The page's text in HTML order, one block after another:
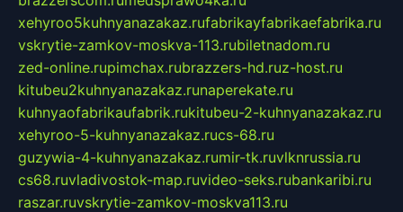
xehyroo5kuhnyanazakaz.rufabrikayfabrikaefabrika.ru
vskrytie-zamkov-moskva-113.rubiletnadom.ru
zed-online.rupimchax.rubrazzers-hd.ruz-host.ru
kitubeu2kuhnyanazakaz.runaperekate.ru
kuhnyaofabrikaufabrik.rukitubeu-2-kuhnyanazakaz.ru
xehyroo-5-kuhnyanazakaz.rucs-68.ru
guzywia-4-kuhnyanazakaz.rumir-tk.ruvlknrussia.ru
cs68.ruvladivostok-map.ruvideo-seks.rubankaribi.ru
raszar.ruvskrytie-zamkov-moskva113.ru